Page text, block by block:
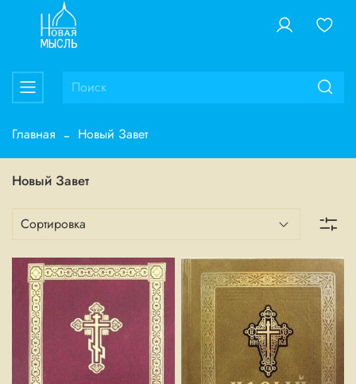
Главная Новый Завет
Новый Завет